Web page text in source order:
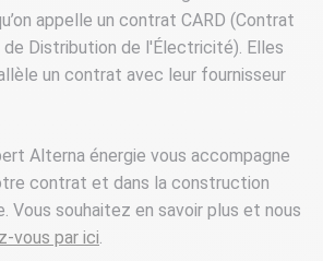
appelle un contrat CARD (Contrat
de Distribution de l'Électricité). Elles
un contrat avec leur fournisseur
Alterna énergie vous accompagne
contrat et dans la construction
Vous souhaitez en savoir plus et nous
vous par ici.